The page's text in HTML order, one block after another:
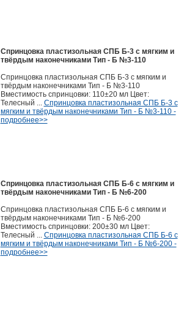
Спринцовка пластизольная СПБ Б-3 с мягким и
твёрдым наконечниками Тип - Б №3-110
Спринцовка пластизольная СПБ Б-3 с мягким и
твёрдым наконечниками Тип - Б №3-110
Вместимость спринцовки: 110±20 мл Цвет:
Телесный ... Спринцовка пластизольная СПБ Б-3 с
мягким и твёрдым наконечниками Тип - Б №3-110 -
подробнее>>
Спринцовка пластизольная СПБ Б-6 с мягким и
твёрдым наконечниками Тип - Б №6-200
Спринцовка пластизольная СПБ Б-6 с мягким и
твёрдым наконечниками Тип - Б №6-200
Вместимость спринцовки: 200±30 мл Цвет:
Телесный ... Спринцовка пластизольная СПБ Б-6 с
мягким и твёрдым наконечниками Тип - Б №6-200 -
подробнее>>